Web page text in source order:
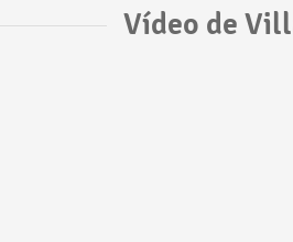
Vídeo de